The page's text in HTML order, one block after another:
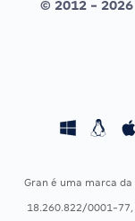
CONCURSOS POR
Concursos Fiscais
© 2012 -
Gran é uma marca da
18.260.822/0001-77,